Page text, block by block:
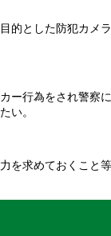
的とした防犯カメ
ー行為をされ警察
い。
を求めておくこと